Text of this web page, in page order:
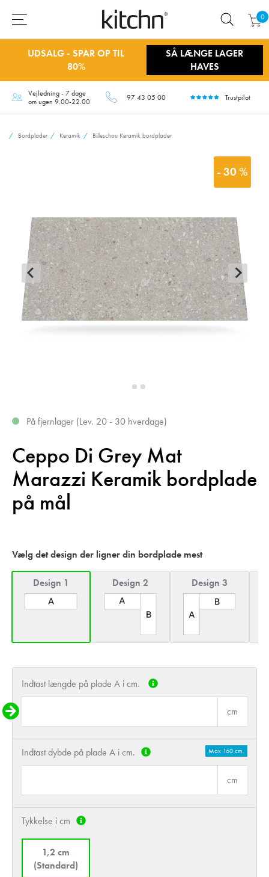
0
UDSALG - SPAR OP TIL
80%
SÅ LÆNGE LAGER
HAVES
Vejledning - 7 dage
om ugen 9.00-22.00
97 43 05 00 Trustpilot
Bordplader Keramik Billeschou Keramik bordplader
- 30 %
På fjernlager (Lev. 20 - 30 hverdage)
Ceppo Di Grey Mat
Marazzi Keramik bordplade
på mål
Vælg det design der ligner din bordplade mest
Design 1 Design 2 Design 3
Indtast længde på plade A i cm.
cm
Indtast dybde på plade A i cm. Max 160 cm.
cm
Tykkelse i cm
1,2 cm
(Standard)